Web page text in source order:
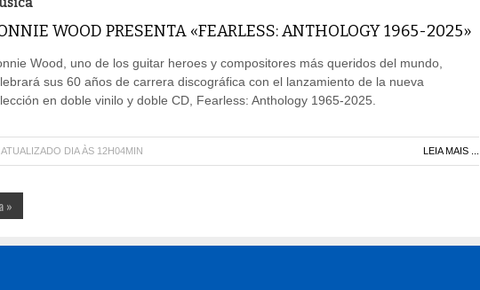
WOOD PRESENTA «FEARLESS: ANTHOLOGY 1965-2025»
Wood, uno de los guitar heroes y compositores más queridos del mundo,
sus 60 años de carrera discográfica con el lanzamiento de la nueva
en doble vinilo y doble CD, Fearless: Anthology 1965-2025.
DIA ÀS 12H04MIN LEIA MAIS ...
»